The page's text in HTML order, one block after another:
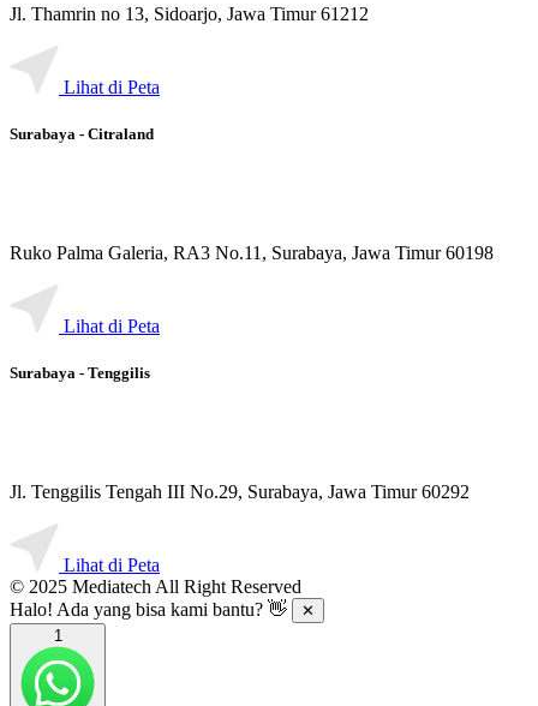
Jl. Thamrin no 13, Sidoarjo, Jawa Timur 61212
Lihat di Peta
Surabaya - Citraland
Ruko Palma Galeria, RA3 No.11, Surabaya, Jawa Timur 60198
Lihat di Peta
Surabaya - Tenggilis
Jl. Tenggilis Tengah III No.29, Surabaya, Jawa Timur 60292
Lihat di Peta
© 2025 Mediatech All Right Reserved
Halo! Ada yang bisa kami bantu? 👋
✕
1